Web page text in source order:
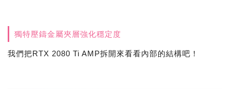
獨特壓鑄金屬夾層強化穩定度
我們把RTX 2080 Ti AMP拆開來看看內部的結構吧！